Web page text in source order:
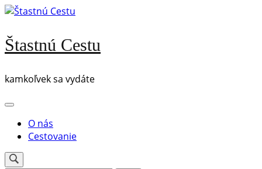
Skip
content
(Press
Štastnú Cestu
kamkoľvek sa vydáte
O nás
Cestovanie